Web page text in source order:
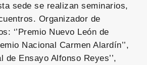
sede se realizan seminarios,
Organizador de
‘’Premio Nuevo León de
Nacional Carmen Alardín’’,
de Ensayo Alfonso Reyes’’,